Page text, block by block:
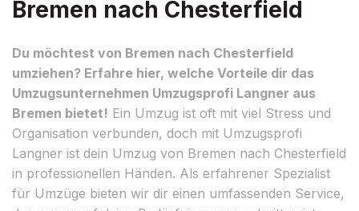
Bremen nach Chesterfield
Du möchtest von Bremen nach Chesterfield
umziehen? Erfahre hier, welche Vorteile dir das
Umzugsunternehmen Umzugsprofi Langner aus
Bremen bietet! Ein Umzug ist oft mit viel Stress und
Organisation verbunden, doch mit Umzugsprofi
Langner ist dein Umzug von Bremen nach Chesterfield
in professionellen Händen. Als erfahrener Spezialist
für Umzüge bieten wir dir einen umfassenden Service,